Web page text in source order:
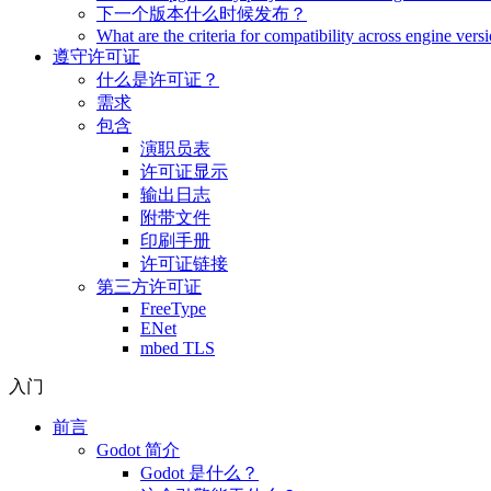
下一个版本什么时候发布？
What are the criteria for compatibility across engine
遵守许可证
什么是许可证？
需求
包含
演职员表
许可证显示
输出日志
附带文件
印刷手册
许可证链接
第三方许可证
FreeType
ENet
mbed TLS
入门
前言
Godot 简介
Godot 是什么？